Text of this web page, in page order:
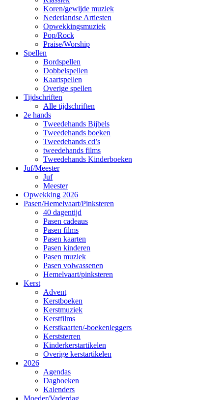
Koren/gewijde muziek
Nederlandse Artiesten
Opwekkingsmuziek
Pop/Rock
Praise/Worship
Spellen
Bordspellen
Dobbelspellen
Kaartspellen
Overige spellen
Tijdschriften
Alle tijdschriften
2e hands
Tweedehands Bijbels
Tweedehands boeken
Tweedehands cd’s
tweedehands films
Tweedehands Kinderboeken
Juf/Meester
Juf
Meester
Opwekking 2026
Pasen/Hemelvaart/Pinksteren
40 dagentijd
Pasen cadeaus
Pasen films
Pasen kaarten
Pasen kinderen
Pasen muziek
Pasen volwassenen
Hemelvaart/pinksteren
Kerst
Advent
Kerstboeken
Kerstmuziek
Kerstfilms
Kerstkaarten/-boekenleggers
Kerststerren
Kinderkerstartikelen
Overige kerstartikelen
2026
Agendas
Dagboeken
Kalenders
Moeder/Vaderdag